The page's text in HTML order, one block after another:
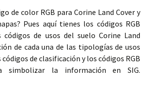
de color RGB para Corine Land Cover y
Pues aquí tienes los códigos RGB
de usos del suelo Corine Land
de cada una de las tipologías de usos
de clasificación y los códigos RGB
simbolizar la información en SIG.
RGB para Corine Land Cover